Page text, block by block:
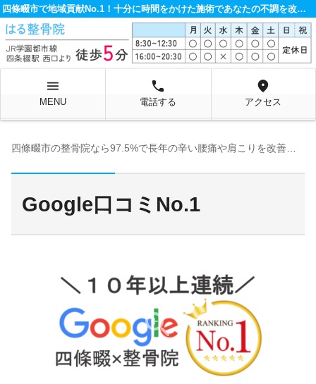
四條畷市で地域貢献No.1！十分に時間をかけた施術であなたの不調を改善する整骨院です。
menu
MENU
local_phone
電話する
location_on
アクセス
Google口コミNo.1